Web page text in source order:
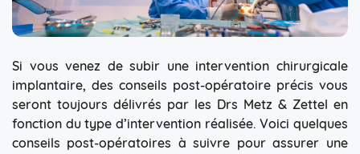
Si vous venez de subir une intervention chirurgicale
implantaire, des conseils post-opératoire précis vous
seront toujours délivrés par les Drs Metz & Zettel en
fonction du type d’intervention réalisée. Voici quelques
conseils post-opératoires à suivre pour assurer une